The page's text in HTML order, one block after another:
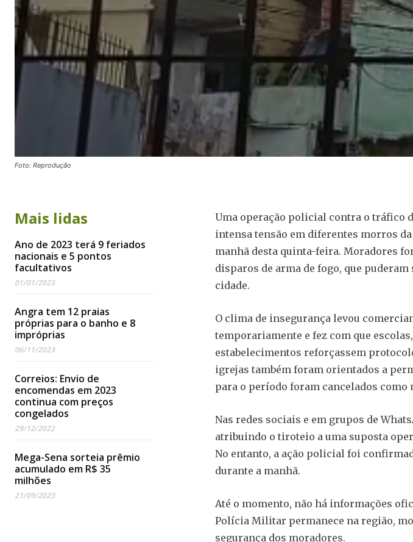
Foto: Reprodução
Mais lidas
Ano de 2023 terá 9 feriados
nacionais e 5 pontos
facultativos
01/01/2023
Angra tem 12 praias
próprias para o banho e 8
impróprias
06/11/2023
Correios: Envio de
encomendas em 2023
continua com preços
congelados
29/12/2022
Mega-Sena sorteia prêmio
acumulado em R$ 35
milhões
21/09/2023
Uma operação policial contra o tráfico
intensa tensão em diferentes morros
manhã desta quinta-feira. Moradores
disparos de arma de fogo, que
cidade.
O clima de insegurança levou
temporariamente e fez com que
estabelecimentos reforçassem
igrejas também foram orientados a
para o período foram cancelados como
Nas redes sociais e em grupos de
atribuindo o tiroteio a uma suposta
No entanto, a ação policial foi
durante a manhã.
Até o momento, não há informações
Polícia Militar permanece na região,
segurança dos moradores.